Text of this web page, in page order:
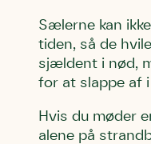
Sælerne kan
tiden, så de
sjældent i nød,
for at slappe af
Hvis du møder
alene på